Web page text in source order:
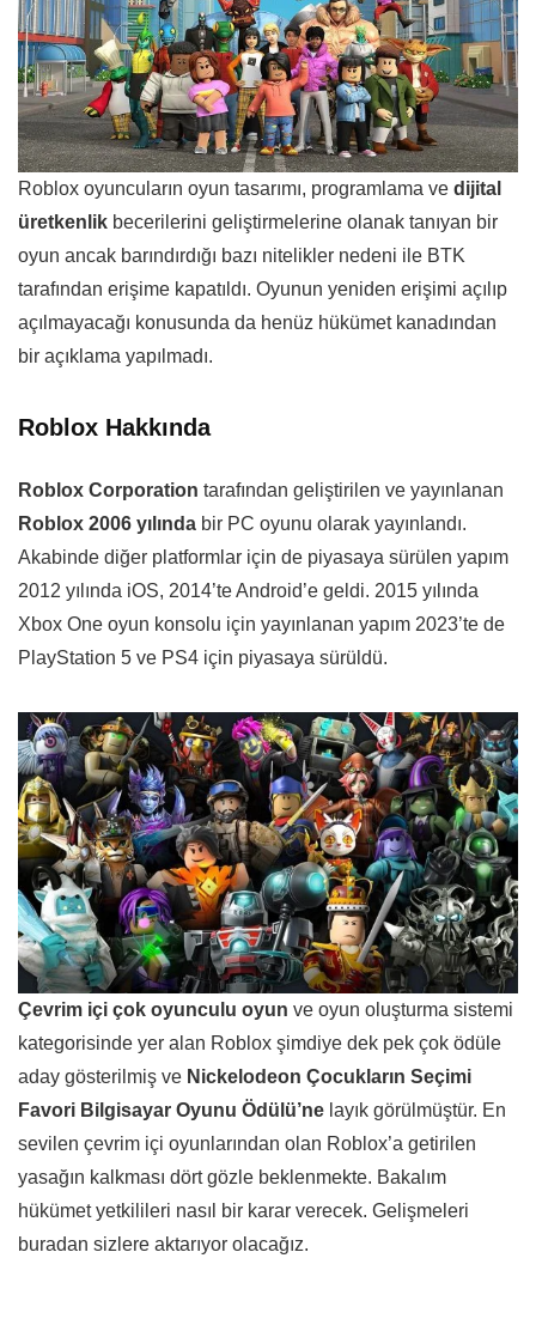
Roblox oyuncuların oyun tasarımı, programlama ve dijital
üretkenlik becerilerini geliştirmelerine olanak tanıyan bir
oyun ancak barındırdığı bazı nitelikler nedeni ile BTK
tarafından erişime kapatıldı. Oyunun yeniden erişimi açılıp
açılmayacağı konusunda da henüz hükümet kanadından
bir açıklama yapılmadı.
Roblox Hakkında
Roblox Corporation tarafından geliştirilen ve yayınlanan
Roblox 2006 yılında bir PC oyunu olarak yayınlandı.
Akabinde diğer platformlar için de piyasaya sürülen yapım
2012 yılında iOS, 2014’te Android’e geldi. 2015 yılında
Xbox One oyun konsolu için yayınlanan yapım 2023’te de
PlayStation 5 ve PS4 için piyasaya sürüldü.
Çevrim içi çok oyunculu oyun ve oyun oluşturma sistemi
kategorisinde yer alan Roblox şimdiye dek pek çok ödüle
aday gösterilmiş ve Nickelodeon Çocukların Seçimi
Favori Bilgisayar Oyunu Ödülü’ne layık görülmüştür. En
sevilen çevrim içi oyunlarından olan Roblox’a getirilen
yasağın kalkması dört gözle beklenmekte. Bakalım
hükümet yetkilileri nasıl bir karar verecek. Gelişmeleri
buradan sizlere aktarıyor olacağız.